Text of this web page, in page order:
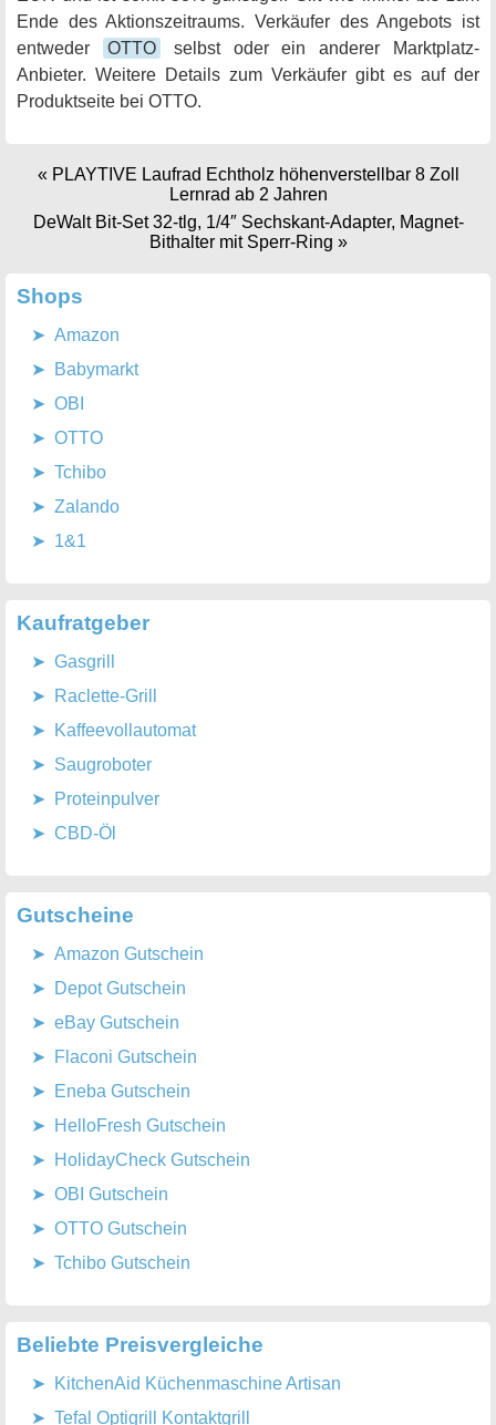
Ende des Aktionszeitraums. Verkäufer des Angebots ist
entweder
OTTO
selbst oder ein anderer Marktplatz-
Anbieter. Weitere Details zum Verkäufer gibt es auf der
Produktseite bei OTTO.
« PLAYTIVE Laufrad Echtholz höhenverstellbar 8 Zoll
Lernrad ab 2 Jahren
DeWalt Bit-Set 32-tlg, 1/4″ Sechskant-Adapter, Magnet-
Bithalter mit Sperr-Ring »
Shops
Amazon
Babymarkt
OBI
OTTO
Tchibo
Zalando
1&1
Kaufratgeber
Gasgrill
Raclette-Grill
Kaffeevollautomat
Saugroboter
Proteinpulver
CBD-Öl
Gutscheine
Amazon Gutschein
Depot Gutschein
eBay Gutschein
Flaconi Gutschein
Eneba Gutschein
HelloFresh Gutschein
HolidayCheck Gutschein
OBI Gutschein
OTTO Gutschein
Tchibo Gutschein
Beliebte Preisvergleiche
KitchenAid Küchenmaschine Artisan
Tefal Optigrill Kontaktgrill